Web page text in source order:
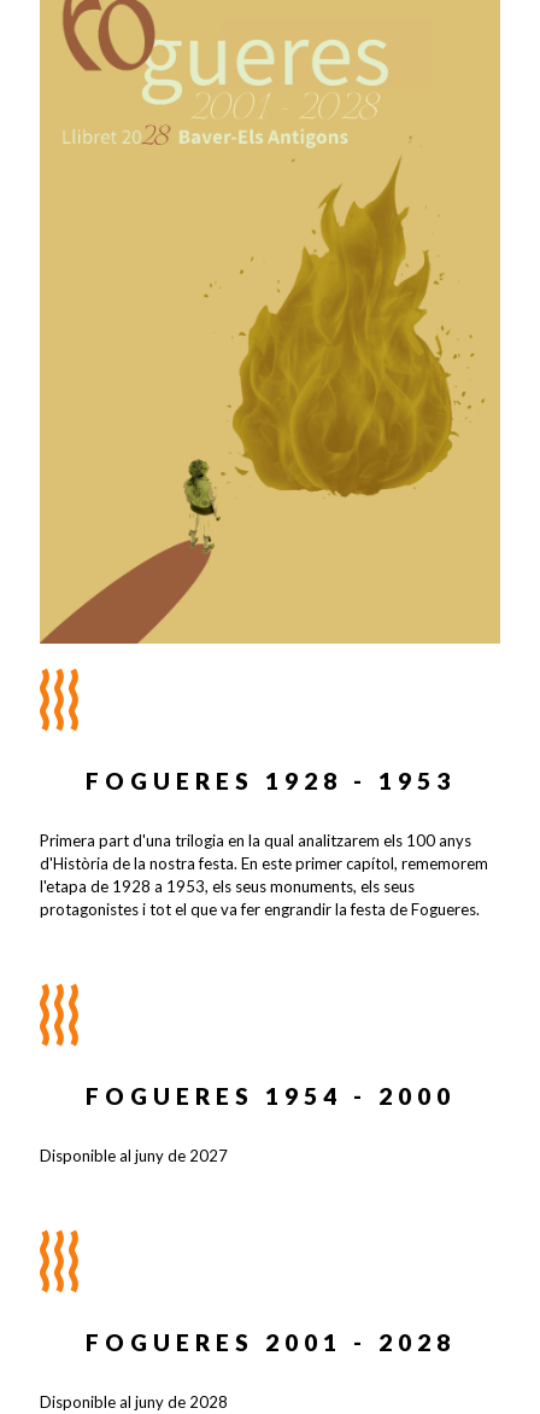
FOGUERES 1928 - 1953
Primera part d'una trilogia en la qual analitzarem els 100 anys
d'Història de la nostra festa. En este primer capítol, rememorem
l'etapa de 1928 a 1953, els seus monuments, els seus
protagonistes i tot el que va fer engrandir la festa de Fogueres.
FOGUERES 1954 - 2000
Disponible al juny de 2027
FOGUERES 2001 - 2028
Disponible al juny de 2028